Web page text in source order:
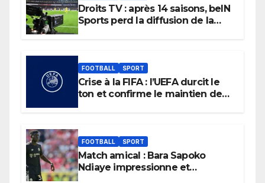
Droits TV : après 14 saisons, beIN
Sports perd la diffusion de la
FOOTBALL SPORT
Crise à la FIFA : l’UEFA durcit le
ton et confirme le maintien de
FOOTBALL SPORT
Match amical : Bara Sapoko
Ndiaye impressionne et